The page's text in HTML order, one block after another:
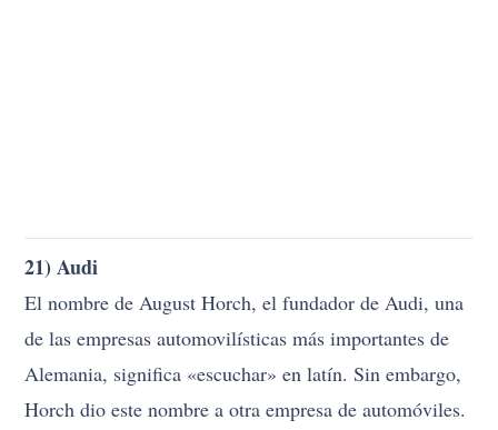
21) Audi
El nombre de August Horch, el fundador de Audi, una
de las empresas automovilísticas más importantes de
Alemania, significa «escuchar» en latín. Sin embargo,
Horch dio este nombre a otra empresa de automóviles.